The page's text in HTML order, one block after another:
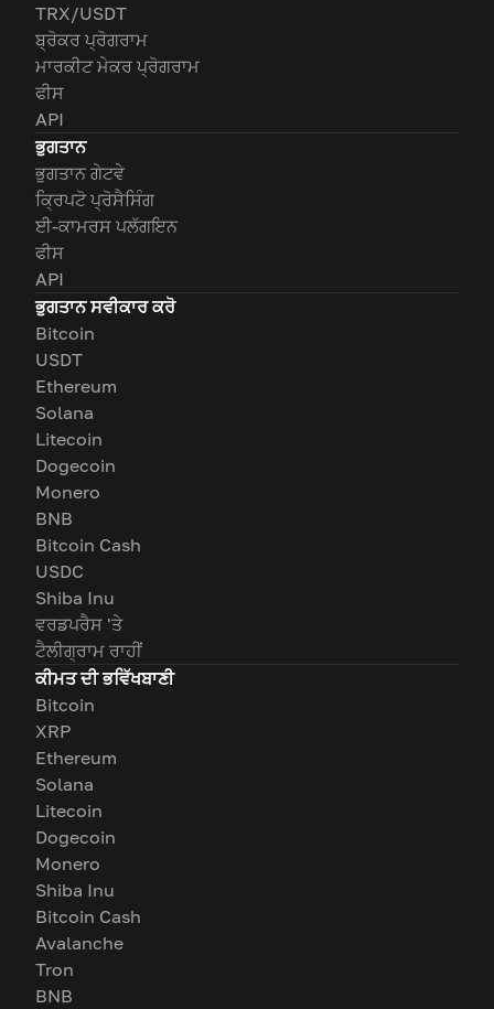
TRX/USDT
ਬ੍ਰੋਕਰ ਪ੍ਰੋਗਰਾਮ
ਮਾਰਕੀਟ ਮੇਕਰ ਪ੍ਰੋਗਰਾਮ
ਫੀਸ
API
ਭੁਗਤਾਨ
ਭੁਗਤਾਨ ਗੇਟਵੇ
ਕ੍ਰਿਪਟੋ ਪ੍ਰੋਸੈਸਿੰਗ
ਈ-ਕਾਮਰਸ ਪਲੱਗਇਨ
ਫੀਸ
API
ਭੁਗਤਾਨ ਸਵੀਕਾਰ ਕਰੋ
Bitcoin
USDT
Ethereum
Solana
Litecoin
Dogecoin
Monero
BNB
Bitcoin Cash
USDC
Shiba Inu
ਵਰਡਪਰੈਸ 'ਤੇ
ਟੈਲੀਗ੍ਰਾਮ ਰਾਹੀਂ
ਕੀਮਤ ਦੀ ਭਵਿੱਖਬਾਣੀ
Bitcoin
XRP
Ethereum
Solana
Litecoin
Dogecoin
Monero
Shiba Inu
Bitcoin Cash
Avalanche
Tron
BNB